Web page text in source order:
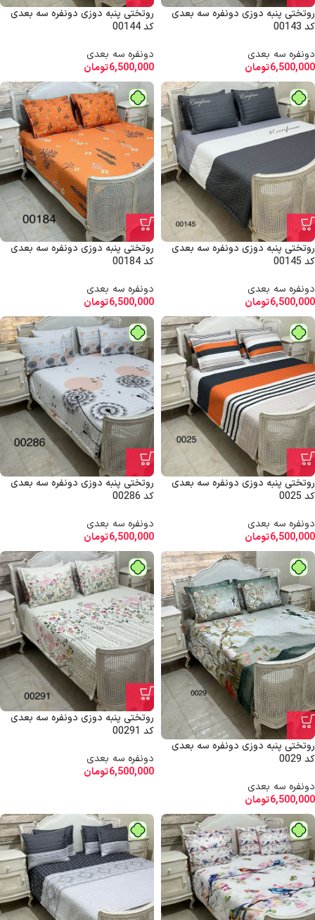
روتختی پنبه دوزی دونفره سه بعدی
کد 00143
دونفره سه بعدی
6,500,000تومان
روتختی پنبه دوزی دونفره سه بعدی
کد 00144
دونفره سه بعدی
6,500,000تومان
روتختی پنبه دوزی دونفره سه بعدی
کد 00145
دونفره سه بعدی
6,500,000تومان
روتختی پنبه دوزی دونفره سه بعدی
کد 00184
دونفره سه بعدی
6,500,000تومان
روتختی پنبه دوزی دونفره سه بعدی
کد 0025
دونفره سه بعدی
6,500,000تومان
روتختی پنبه دوزی دونفره سه بعدی
کد 00286
دونفره سه بعدی
6,500,000تومان
روتختی پنبه دوزی دونفره سه بعدی
کد 0029
دونفره سه بعدی
6,500,000تومان
روتختی پنبه دوزی دونفره سه بعدی
کد 00291
دونفره سه بعدی
6,500,000تومان